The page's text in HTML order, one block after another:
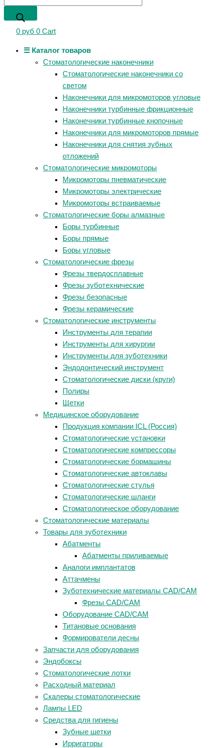
0 руб 0 Cart
☰ Каталог товаров
Стоматологические наконечники
Стоматологические наконечники со
светом
Наконечники для микромоторов угловые
Наконечники турбинные фрикционные
Наконечники турбинные кнопочные
Наконечники для микромоторов прямые
Наконечники для снятия зубных
отложений
Стоматологические микромоторы
Микромоторы пневматические
Микромоторы электрические
Микромоторы встраиваемые
Стоматологические боры алмазные
Боры турбинные
Боры прямые
Боры угловые
Стоматологические фрезы
Фрезы твердосплавные
Фрезы зуботехнические
Фрезы безопасные
Фрезы керамические
Стоматологические инструменты
Инструменты для терапии
Инструменты для хирургии
Инструменты для зуботехники
Эндодонтический инструмент
Стоматологические диски (круги)
Полиры
Щетки
Медицинское оборудование
Продукция компании ICL (Россия)
Стоматологические установки
Стоматологические компрессоры
Стоматологические бормашины
Стоматологические автоклавы
Стоматологические стулья
Стоматологические шланги
Стоматологическое оборудование
Стоматологические материалы
Товары для зуботехники
Абатменты
Абатменты приливаемые
Аналоги имплантатов
Аттачмены
Зуботехнические материалы CAD/CAM
Фрезы CAD/CAM
Оборудование CAD/CAM
Титановые основания
Формирователи десны
Запчасти для оборудования
Эндобоксы
Стоматологические лотки
Расходный материал
Скалеры стоматологические
Лампы LED
Средства для гигиены
Зубные щетки
Ирригаторы